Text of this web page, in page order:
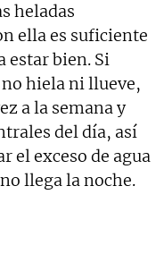
heladas
ella es suficiente
estar bien. Si
hiela ni llueve,
a la semana y
del día, así
el exceso de agua
llega la noche.